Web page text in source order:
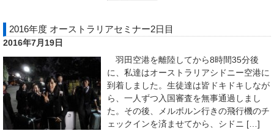
2016年度 オーストラリアセミナー2日目
2016年7月19日
羽田空港を離陸してから8時間35分後
に、私達はオーストラリアシドニー空港に
到着しました。生徒達は皆ドキドキしなが
ら、一人ずつ入国審査を無事通過しまし
た。その後、メルボルン行きの飛行機のチ
ェックインを済ませてから、シドニ […]